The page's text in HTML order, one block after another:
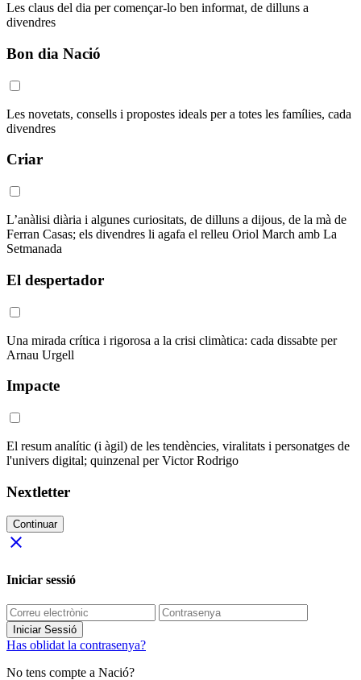
Les claus del dia per començar-lo ben informat, de dilluns a
divendres
Bon dia Nació
Les novetats, consells i propostes ideals per a totes les famílies, cada
divendres
Criar
L’anàlisi diària i algunes curiositats, de dilluns a dijous, de la mà de
Ferran Casas; els divendres li agafa el relleu Oriol March amb La
Setmanada
El despertador
Una mirada crítica i rigorosa a la crisi climàtica: cada dissabte per
Arnau Urgell
Impacte
El resum analític (i àgil) de les tendències, viralitats i personatges de
l'univers digital; quinzenal per Victor Rodrigo
Nextletter
Continuar
close
Iniciar sessió
Iniciar Sessió
Has oblidat la contrasenya?
No tens compte a Nació?